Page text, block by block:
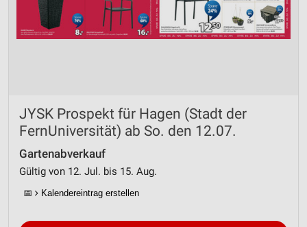
JYSK Prospekt für Hagen (Stadt der
FernUniversität) ab So. den 12.07.
Gartenabverkauf
Gültig von 12. Jul. bis 15. Aug.
📅 Kalendereintrag erstellen